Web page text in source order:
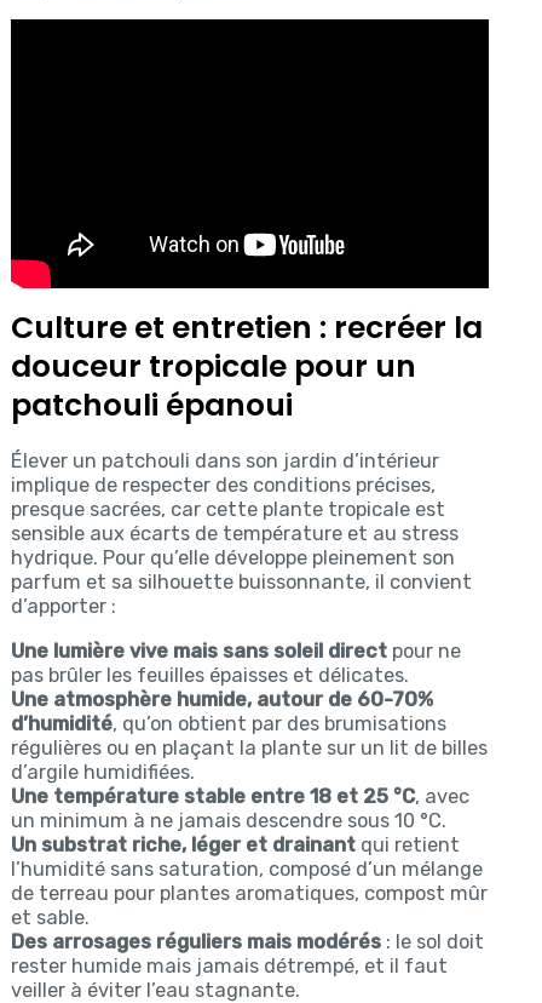
Culture et entretien : recréer la
douceur tropicale pour un
patchouli épanoui
Élever un patchouli dans son jardin d’intérieur
implique de respecter des conditions précises,
presque sacrées, car cette plante tropicale est
sensible aux écarts de température et au stress
hydrique. Pour qu’elle développe pleinement son
parfum et sa silhouette buissonnante, il convient
d’apporter :
Une lumière vive mais sans soleil directpour ne
pas brûler les feuilles épaisses et délicates.
Une atmosphère humide, autour de 60-70%
d’humidité, qu’on obtient par des brumisations
régulières ou en plaçant la plante sur un lit de billes
d’argile humidifiées.
Une température stable entre 18 et 25 °C, avec
un minimum à ne jamais descendre sous 10 °C.
Un substrat riche, léger et drainantqui retient
l’humidité sans saturation, composé d’un mélange
de terreau pour plantes aromatiques, compost mûr
et sable.
Des arrosages réguliers mais modérés: le sol doit
rester humide mais jamais détrempé, et il faut
veiller à éviter l’eau stagnante.